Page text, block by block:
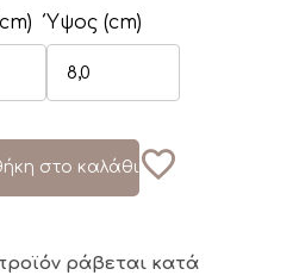
Ύψος (cm)
στο καλάθι
ράβεται κατά